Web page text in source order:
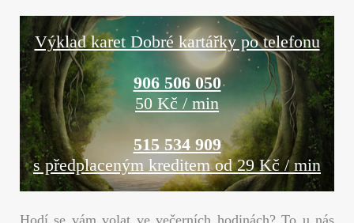
Výklad karet Dobré kartářky po telefonu
906 506 050
50 Kč / min
515 534 909
s předplaceným kreditem od 29 Kč / min